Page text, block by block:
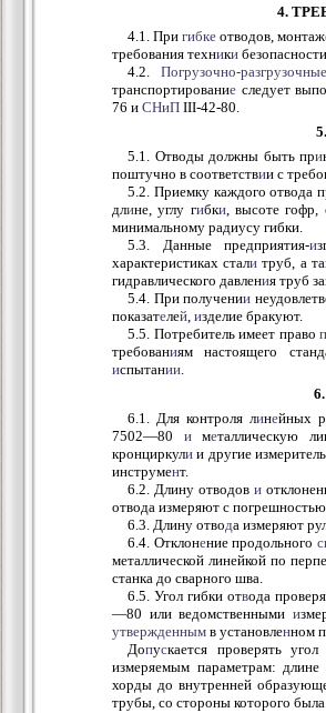
4.
4.1. При гибке отводов, монтаж
требования техники
4.2. Погрузочно-разгрузочные
транспортирование следует
76 и СНиП III-42-80.
5.1. Отводы должны быть при
поштучно в соответствии с
5.2. Приемку каждого отвода
длине, углу гибки, высоте гофр,
минимальному радиусу гибки.
5.3. Данные предприятия-и
характеристиках стали труб, а
гидравлического давления труб
5.4. При получении
показателей, изделие бракуют.
5.5. Потребитель имеет право п
требованиям настоящего
испытании.
6.1. Для контроля линейных
7502—80 иметаллическую
кронциркули и другие
инструмент.
6.2. Длину отводов и
отвода измеряют с
6.3. Длину отвода измеряют
6.4. Отклонение продольного
металлической линейкой по
станка до сварного шва.
6.5. Угол гибки отвода
—80 или ведомственными и
утвержденным в установленном
Допускается проверять
измеряемым параметрам:
хорды до внутренней
трубы, со стороны которого была